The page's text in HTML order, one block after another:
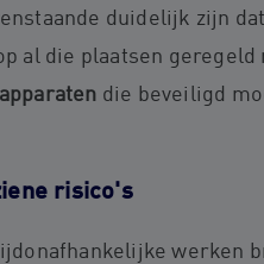
duidelijk zijn
al die plaatsen
die beveiligd
risico's
werken